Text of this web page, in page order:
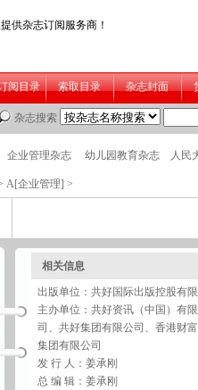
A[企业管理] >
相关信息
出版单位：共好国际出版控股有
主办单位：共好资讯（中国）有
司、共好集团有限公司、香港财
集团有限公司
发 行 人：姜承刚
总 编 辑：姜承刚